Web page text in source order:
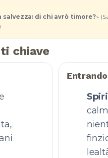
salvezza: di chi avrò timore?»
chiave